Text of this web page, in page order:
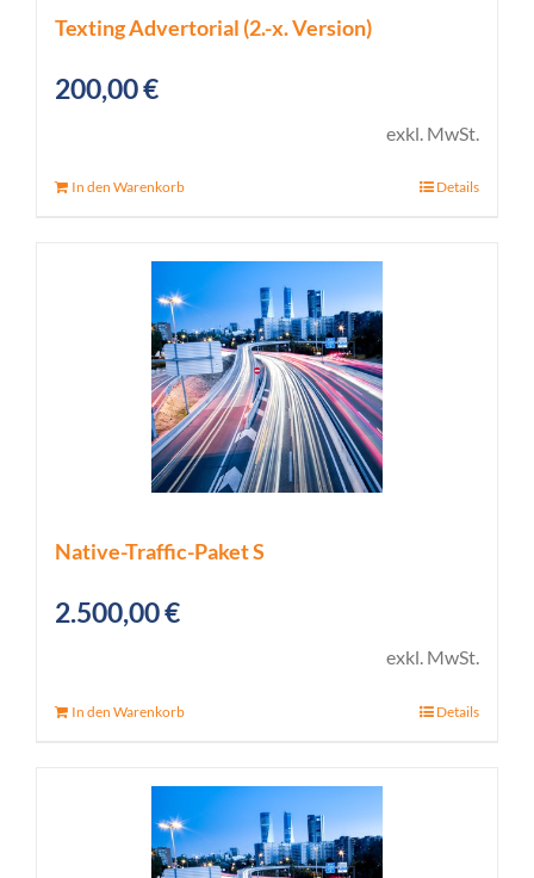
Texting Advertorial (2.-x. Version)
200,00€
exkl. MwSt.
In den Warenkorb Details
Native-Traffic-Paket S
2.500,00€
exkl. MwSt.
In den Warenkorb Details